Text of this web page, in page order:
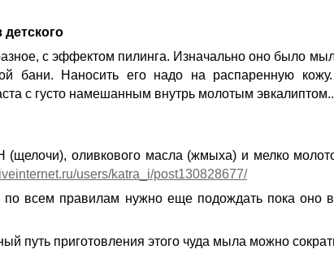
с эффектом пилинга. Изначально оно было
бани. Наносить его надо на распаренную
с густо намешанным внутрь молотым
оливкового масла (жмыха) и мелко
users/katra_i/post130828677/
по всем правилам нужно еще подождать пока оно
путь приготовления этого чуда мыла можно